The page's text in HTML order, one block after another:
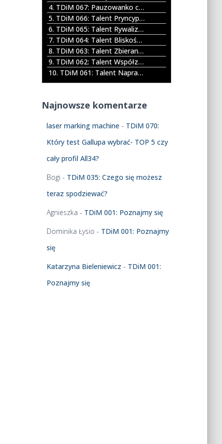
c
z
p
l
i
k
ó
w
d
w
ę
k
w
c
h
r
z
a
ł
e
k
d
o
g
r
/
ł
b
z
ę
4. TDiM 067: Pauzowanko czyli gdzie byłam jak mnie nie było
5. TDiM 066: Talent Pryncypialność [Belief]
6. TDiM 065: Talent Rywalizacja [Competition]
7. TDiM 064: Talent Bliskość [Relator]
8. TDiM 063: Talent Zbieranie [Input]
9. TDiM 062: Talent Współzależność [Connectedness]
10. TDiM 061: Talent Naprawianie [Restorative]
Najnowsze komentarze
laser marking machine - TDiM 070:
Który test Gallupa wybrać- TOP 5 czy
cały profil All34?
Bogi - TDiM 035: Czego się możesz
teraz spodziewać?
Agnieszka - TDiM 001: Poznajmy się
Dominika Łysio - TDiM 001: Poznajmy
się
Katarzyna Bieleniewicz - TDiM 001:
Poznajmy się